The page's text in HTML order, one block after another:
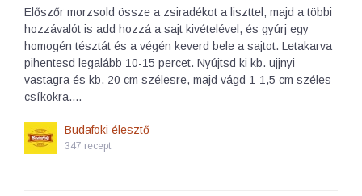
Előszőr morzsold össze a zsiradékot a liszttel, majd a többi
hozzávalót is add hozzá a sajt kivételével, és gyúrj egy
homogén tésztát és a végén keverd bele a sajtot. Letakarva
pihentesd legalább 10-15 percet. Nyújtsd ki kb. ujjnyi
vastagra és kb. 20 cm szélesre, majd vágd 1-1,5 cm széles
csíkokra.…
Budafoki élesztő
347 recept